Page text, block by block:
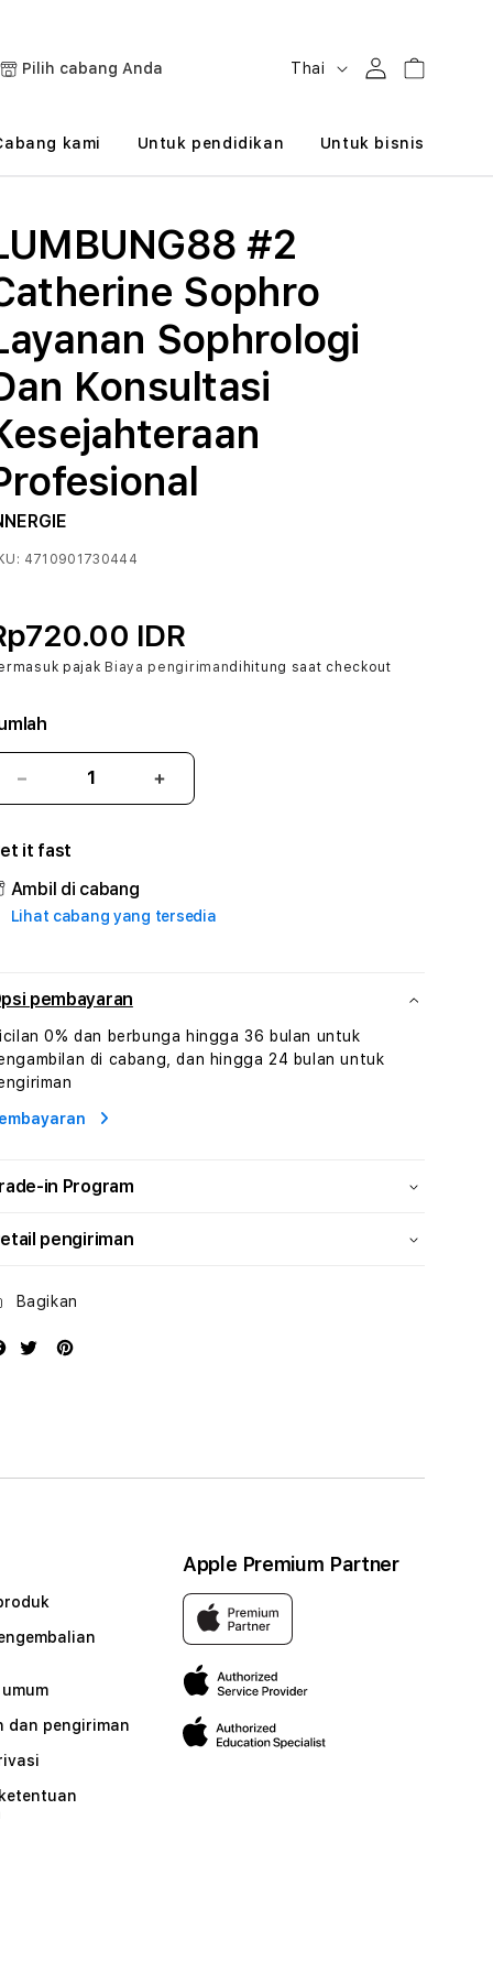
Pilih cabang Anda
B
h
a
Thai MasukKeranjang
kami Untuk pendidikan Untuk bisnis
#2
Sophro
Sophrologi
Konsultasi
4710901730444
IDR
pajak Biaya pengirimandihitung saat checkout
Kurangi
jumlah
LUMBUNG88
#2
Catherine
Sophro
Dan
Kesejahteraan
Profesional
Tambah
jumlah
Catherine
Sophro
Kesejahteraan
Profesional
it fast
Ambil di cabang
Lihat cabang yang tersedia
pembayaran
0% dan berbunga hingga 36 bulan untuk
di cabang, dan hingga 24 bulan untuk
in Program
pengiriman
Bagikan
dan pengiriman
Apple Premium Partner